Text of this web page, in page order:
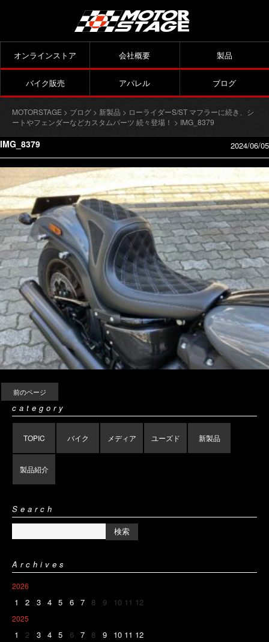
オンラインストア 会社概要 製品
バイク販売 アパレル ブログ
MOTORSTAGE > ブログ > 新製品 > ローライダーS/ST マフラーに続き、シ
ートやフェンダーなどカスタムパーツ 続々登場！ > IMG_8379
IMG_8379 2024/06/05
前のページ
category
TOPIC バイク メディア ユーズド 新製品
製品紹介
Search
Archives
2026
1 2 3 4 5 6 7 8 9 10 11 12
2025
1 2 3 4 5 6 7 8 9 10 11 12